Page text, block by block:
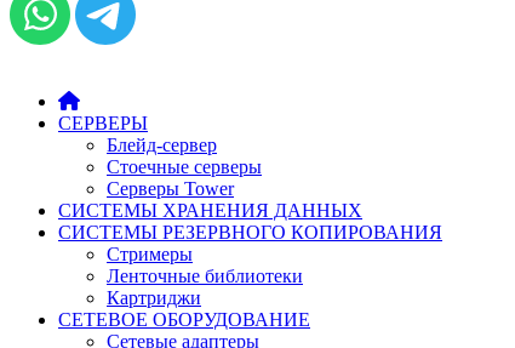
СЕРВЕРЫ
Блейд-сервер
Стоечные серверы
Серверы Tower
СИСТЕМЫ ХРАНЕНИЯ ДАННЫХ
СИСТЕМЫ РЕЗЕРВНОГО КОПИРОВАНИЯ
Стримеры
Ленточные библиотеки
Картриджи
СЕТЕВОЕ ОБОРУДОВАНИЕ
Сетевые адаптеры